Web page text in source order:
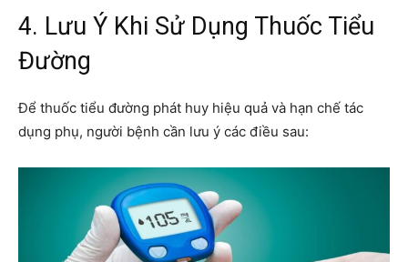
4. Lưu Ý Khi Sử Dụng Thuốc Tiểu
Đường
Để thuốc tiểu đường phát huy hiệu quả và hạn chế tác
dụng phụ, người bệnh cần lưu ý các điều sau: